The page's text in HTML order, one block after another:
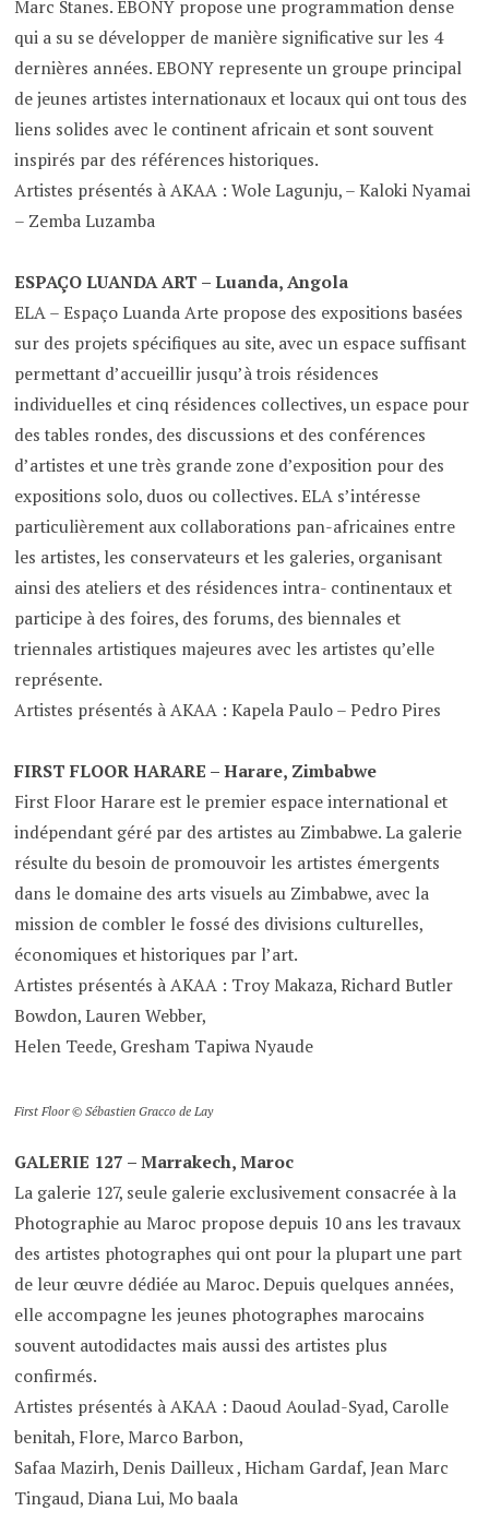
Marc Stanes. EBONY propose une programmation dense
qui a su se développer de manière significative sur les 4
dernières années. EBONY represente un groupe principal
de jeunes artistes internationaux et locaux qui ont tous des
liens solides avec le continent africain et sont souvent
inspirés par des références historiques.
Artistes présentés à AKAA : Wole Lagunju, – Kaloki Nyamai
– Zemba Luzamba
ESPAÇO LUANDA ART – Luanda, Angola
ELA – Espaço Luanda Arte propose des expositions basées
sur des projets spécifiques au site, avec un espace suffisant
permettant d’accueillir jusqu’à trois résidences
individuelles et cinq résidences collectives, un espace pour
des tables rondes, des discussions et des conférences
d’artistes et une très grande zone d’exposition pour des
expositions solo, duos ou collectives. ELA s’intéresse
particulièrement aux collaborations pan-africaines entre
les artistes, les conservateurs et les galeries, organisant
ainsi des ateliers et des résidences intra- continentaux et
participe à des foires, des forums, des biennales et
triennales artistiques majeures avec les artistes qu’elle
représente.
Artistes présentés à AKAA : Kapela Paulo – Pedro Pires
FIRST FLOOR HARARE – Harare, Zimbabwe
First Floor Harare est le premier espace international et
indépendant géré par des artistes au Zimbabwe. La galerie
résulte du besoin de promouvoir les artistes émergents
dans le domaine des arts visuels au Zimbabwe, avec la
mission de combler le fossé des divisions culturelles,
économiques et historiques par l’art.
Artistes présentés à AKAA : Troy Makaza, Richard Butler
Bowdon, Lauren Webber,
Helen Teede, Gresham Tapiwa Nyaude
First Floor © Sébastien Gracco de Lay
GALERIE 127 – Marrakech, Maroc
La galerie 127, seule galerie exclusivement consacrée à la
Photographie au Maroc propose depuis 10 ans les travaux
des artistes photographes qui ont pour la plupart une part
de leur œuvre dédiée au Maroc. Depuis quelques années,
elle accompagne les jeunes photographes marocains
souvent autodidactes mais aussi des artistes plus
confirmés.
Artistes présentés à AKAA : Daoud Aoulad-Syad, Carolle
benitah, Flore, Marco Barbon,
Safaa Mazirh, Denis Dailleux , Hicham Gardaf, Jean Marc
Tingaud, Diana Lui, Mo baala